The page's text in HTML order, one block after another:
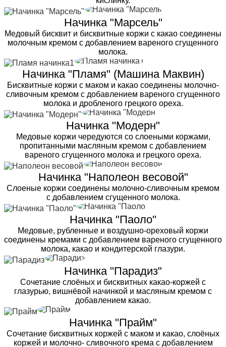
Начинка "Марсель"
Медовый бисквит и бисквитные коржи с какао соединены
молочным кремом с добавлением вареного сгущенного
молока.
Начинка "Пламя" (Машина Маквин)
Бисквитные коржи с маком и какао соединены молочно-
сливочным кремом с добавлением вареного сгущенного
молока и дробленого грецкого ореха.
Начинка "Модерн"
Медовые коржи чередуются со слоеными коржами,
пропитанными масляным кремом с добавлением
вареного сгущенного молока и грецкого ореха.
Начинка "Наполеон весовой"
Слоеные коржи соединены молочно-сливочным кремом
с добавлением сгущенного молока.
Начинка "Паоло"
Медовые, рубленные и воздушно-ореховый коржи
соединены кремами с добавлением вареного сгущенного
молока, какао и кондитерской глазури.
Начинка "Парадиз"
Сочетание слоёных и бисквитных какао-коржей с
глазурью, вишнёвой начинкой и масляным кремом с
добавлением какао.
Начинка "Прайм"
Сочетание бисквитных коржей с маком и какао, слоёных
коржей и молочно- сливочного крема с добавлением